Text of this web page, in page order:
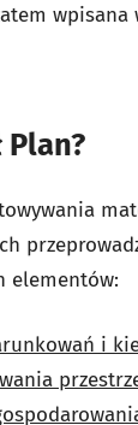
wpisana
Plan?
elementów:
i